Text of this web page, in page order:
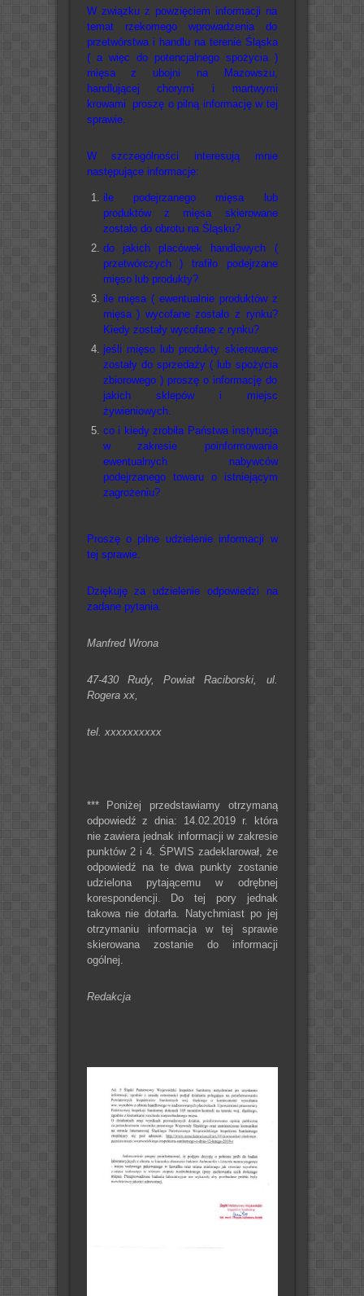
W związku z powzięciem informacji na
temat rzekomego wprowadzenia do
przetwórstwa i handlu na terenie Śląska
( a więc do potencjalnego spożycia )
mięsa z ubojni na Mazowszu,
handlującej chorymi i martwymi
krowami proszę o pilną informację w tej
sprawie.
W szczególności interesują mnie
następujące informacje:
ile podejrzanego mięsa lub
produktów z mięsa skierowane
zostało do obrotu na Śląsku?
do jakich placówek handlowych (
przetwórczych ) trafiło podejrzane
mięso lub produkty?
ile mięsa ( ewentualnie produktów z
mięsa ) wycofane zostało z rynku?
Kiedy zostały wycofane z rynku?
jeśli mięso lub produkty skierowane
zostały do sprzedaży ( lub spożycia
zbiorowego ) proszę o informację do
jakich sklepów i miejsc
żywieniowych.
co i kiedy zrobiła Państwa instytucja
w zakresie poinformowania
ewentualnych nabywców
podejrzanego towaru o istniejącym
zagrożeniu?
Proszę o pilne udzielenie informacji w
tej sprawie.
Dziękuję za udzielenie odpowiedzi na
zadane pytania.
Manfred Wrona
47-430 Rudy, Powiat Raciborski, ul.
Rogera xx,
tel. xxxxxxxxxx
*** Poniżej przedstawiamy otrzymaną
odpowiedź z dnia: 14.02.2019 r. która
nie zawiera jednak informacji w zakresie
punktów 2 i 4. ŚPWIS zadeklarował, że
odpowiedź na te dwa punkty zostanie
udzielona pytającemu w odrębnej
korespondencji. Do tej pory jednak
takowa nie dotarła. Natychmiast po jej
otrzymaniu informacja w tej sprawie
skierowana zostanie do informacji
ogólnej.
Redakcja